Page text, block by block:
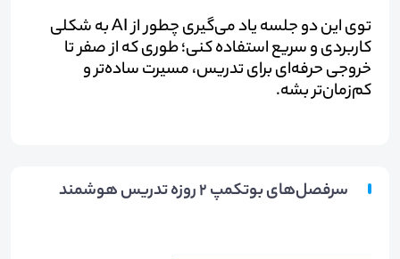
توی این دو جلسه یاد می‌گیری چطور از AI به شکلی
کاربردی و سریع استفاده کنی؛ طوری که از صفر تا
خروجی حرفه‌ای برای تدریس، مسیرت ساده‌تر و
کم‌زمان‌تر بشه.
سرفصل‌های بوتکمپ ۲ روزه تدریس هوشمند